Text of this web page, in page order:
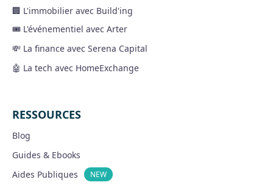
🏢 L'immobilier avec Build'ing
🎟 L'événementiel avec Arter
💸 La finance avec Serena Capital
🤖 La tech avec HomeExchange
RESSOURCES
Blog
Guides & Ebooks
Aides Publiques
NEW